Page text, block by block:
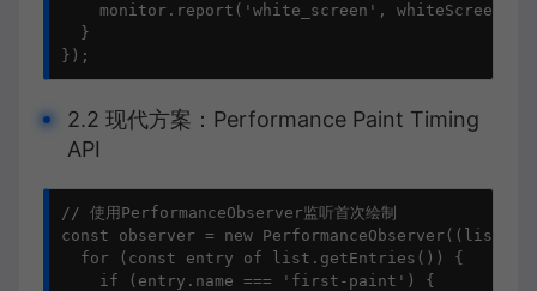
    monitor.
report ( 'white_screen' ,
  }
});
2.2 现代方案：Performance Paint Timing
API
// 使用PerformanceObserver监听首次绘制
const observer = new PerformanceObserver ( ( list
for ( const entry of list. getEntries ()) {
if (entry. name === 'first-paint' ) {